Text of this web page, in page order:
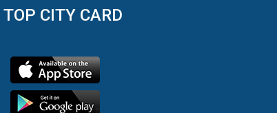
TOP CITY CARD